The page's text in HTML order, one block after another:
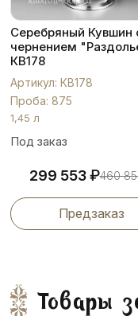
Серебряный Кувшин
чернением
КВ178
Артикул: КВ178
Проба: 875
1,45 л
Под заказ
299 553₽460
Предзаказ
Товары